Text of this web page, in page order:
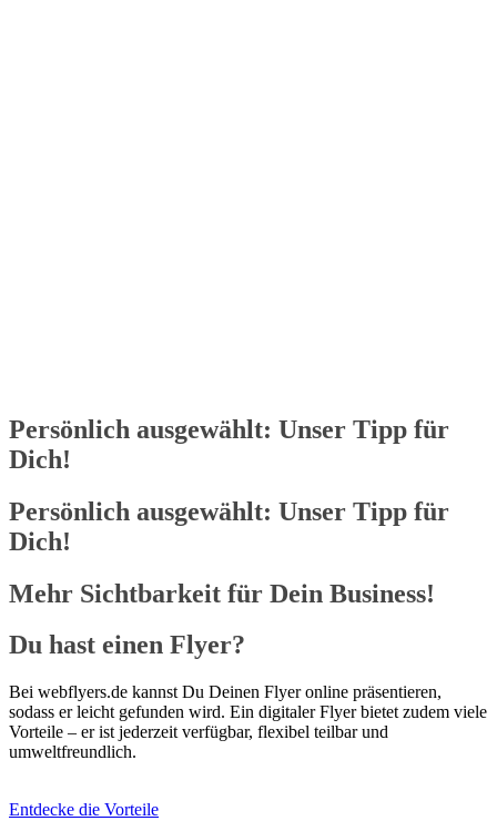
Persönlich ausgewählt: Unser Tipp für
Dich!
Persönlich ausgewählt: Unser Tipp für
Dich!
Mehr Sichtbarkeit für Dein Business!​
Du hast einen Flyer?
Bei webflyers.de kannst Du Deinen Flyer online präsentieren,
sodass er leicht gefunden wird. Ein digitaler Flyer bietet zudem viele
Vorteile – er ist jederzeit verfügbar, flexibel teilbar und
umweltfreundlich.
Entdecke die Vorteile